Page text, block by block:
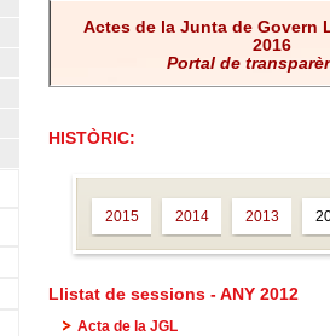
Actes de la Junta de Govern
2016
Portal de
HISTÒRIC:
2015 2014 2013
Llistat de sessions - ANY 2012
Acta de la JGL